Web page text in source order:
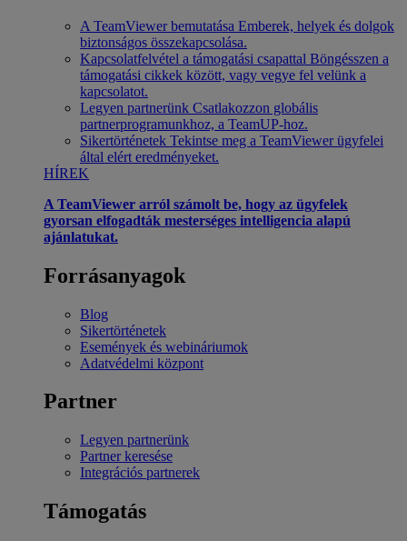
A TeamViewer bemutatása Emberek, helyek és dolgok
biztonságos összekapcsolása.
Kapcsolatfelvétel a támogatási csapattal Böngésszen a
támogatási cikkek között, vagy vegye fel velünk a
kapcsolatot.
Legyen partnerünk Csatlakozzon globális
partnerprogramunkhoz, a TeamUP-hoz.
Sikertörténetek Tekintse meg a TeamViewer ügyfelei
által elért eredményeket.
HÍREK
A TeamViewer arról számolt be, hogy az ügyfelek
gyorsan elfogadták mesterséges intelligencia alapú
ajánlatukat.
Forrásanyagok
Blog
Sikertörténetek
Események és webináriumok
Adatvédelmi központ
Partner
Legyen partnerünk
Partner keresése
Integrációs partnerek
Támogatás